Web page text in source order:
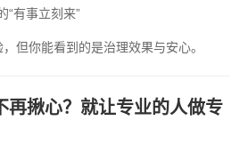
“有事立刻来”
但你能看到的是治理效果与安心。
再揪心？就让专业的人做专